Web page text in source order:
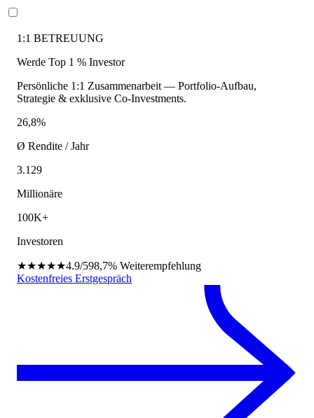
1:1 BETREUUNG
Werde Top 1 % Investor
Persönliche 1:1 Zusammenarbeit — Portfolio-Aufbau,
Strategie & exklusive Co-Investments.
26,8%
Ø Rendite / Jahr
3.129
Millionäre
100K+
Investoren
★★★★★4.9/598,7% Weiterempfehlung
Kostenfreies Erstgespräch